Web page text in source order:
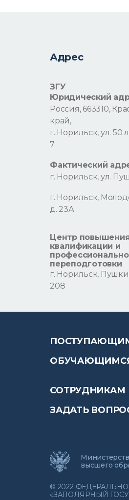
Адрес
ЗГУ
Юридический
Россия, 663310,
край,
г. Норильск, ул. 50
7
Фактический
г. Норильск, ул.
г. Норильск,
д. 23А
Центр
квалификации и
переподготовки
г. Норильск,
208
СОТРУДНИКАМ
ЗАДАТЬ
высшего
© 2022
«ЗАПОЛЯРНЫЙ